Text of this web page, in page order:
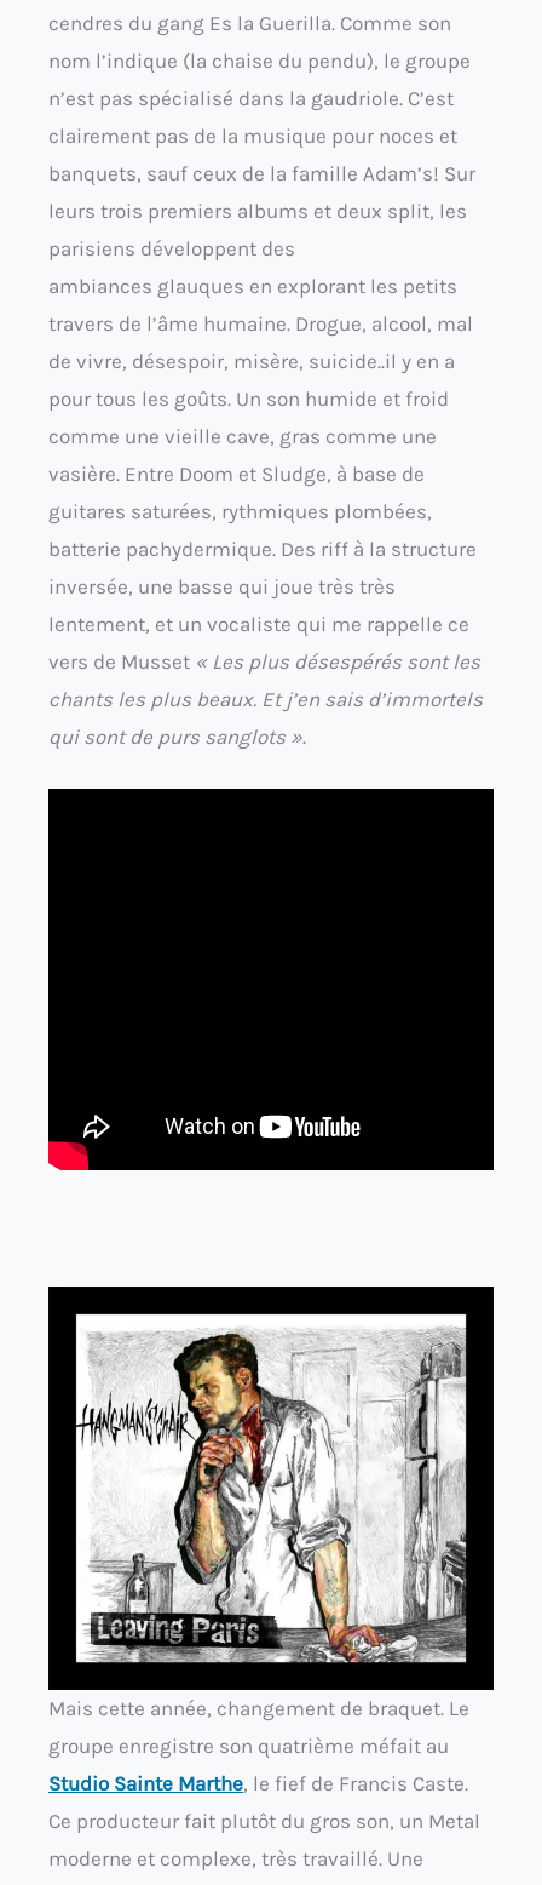
cendres du gang Es la Guerilla. Comme son
nom l’indique (la chaise du pendu), le groupe
n’est pas spécialisé dans la gaudriole. C’est
clairement pas de la musique pour noces et
banquets, sauf ceux de la famille Adam’s! Sur
leurs trois premiers albums et deux split, les
parisiens développent des
ambiances glauques en explorant les petits
travers de l’âme humaine. Drogue, alcool, mal
de vivre, désespoir, misère, suicide..il y en a
pour tous les goûts. Un son humide et froid
comme une vieille cave, gras comme une
vasière. Entre Doom et Sludge, à base de
guitares saturées, rythmiques plombées,
batterie pachydermique. Des riff à la structure
inversée, une basse qui joue très très
lentement, et un vocaliste qui me rappelle ce
vers de Musset « Les plus désespérés sont les
chants les plus beaux. Et j’en sais d’immortels
qui sont de purs sanglots ».
Mais cette année, changement de braquet. Le
groupe enregistre son quatrième méfait au
Studio Sainte Marthe, le fief de Francis Caste.
Ce producteur fait plutôt du gros son, un Metal
moderne et complexe, très travaillé. Une